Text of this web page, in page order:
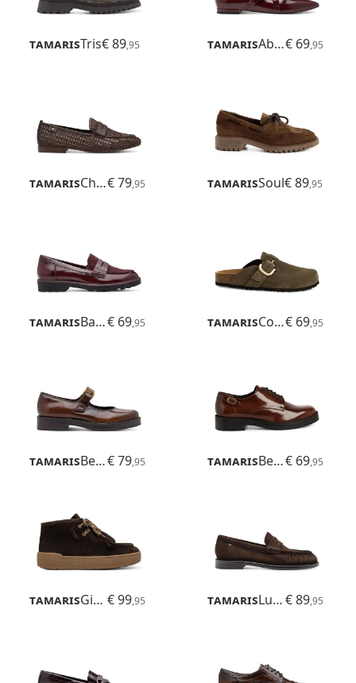
TamarisTris€ 89,95 Tamaris Abril€ 69,95
Tamaris Chanty€ 79,95 TamarisSoul€ 89,95
Tamaris Badam€ 69,95 Tamaris Corra€ 69,95
Tamaris Betina€ 79,95 Tamaris Betina€ 69,95
Tamaris Ginger € 99,95 Tamaris Ludmila€ 89,95